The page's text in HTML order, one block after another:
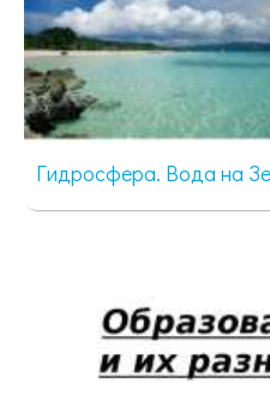
Гидросфера. Вода на